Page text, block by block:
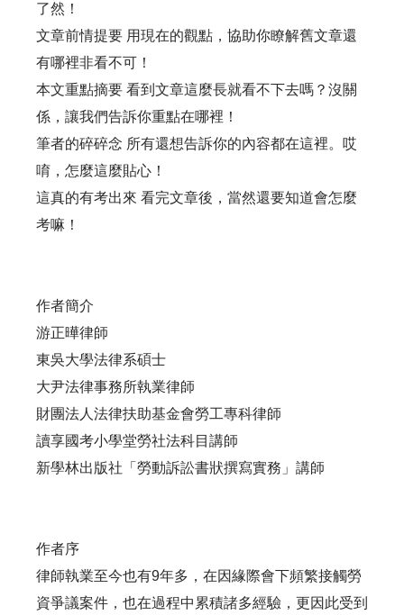
了然！
文章前情提要 用現在的觀點，協助你瞭解舊文章還
有哪裡非看不可！
本文重點摘要 看到文章這麼長就看不下去嗎？沒關
係，讓我們告訴你重點在哪裡！
筆者的碎碎念 所有還想告訴你的內容都在這裡。哎
唷，怎麼這麼貼心！
這真的有考出來 看完文章後，當然還要知道會怎麼
考嘛！
作者簡介
游正曄律師
東吳大學法律系碩士
大尹法律事務所執業律師
財團法人法律扶助基金會勞工專科律師
讀享國考小學堂勞社法科目講師
新學林出版社「勞動訴訟書狀撰寫實務」講師
作者序
律師執業至今也有9年多，在因緣際會下頻繁接觸勞
資爭議案件，也在過程中累積諸多經驗，更因此受到